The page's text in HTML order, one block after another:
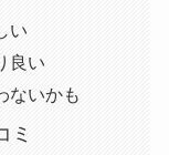
い
良い
ないかも
ミ